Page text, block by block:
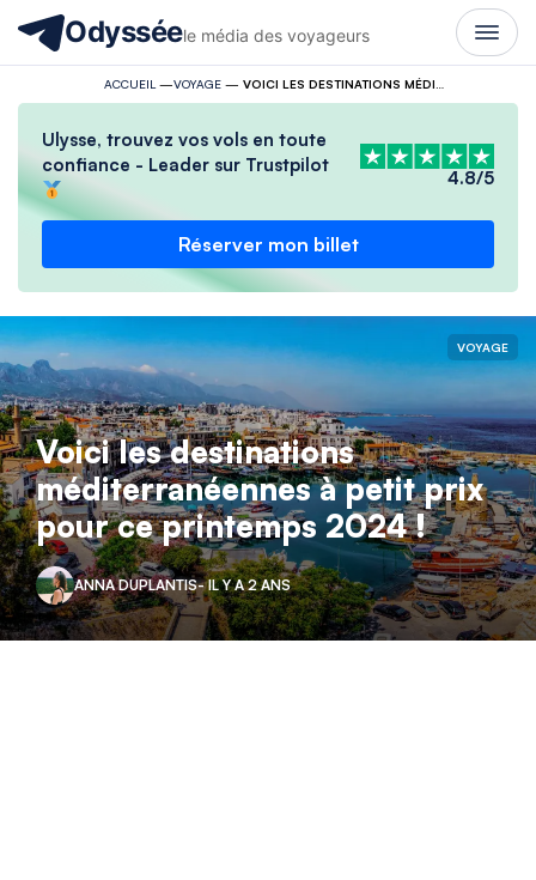
Odysséele média des voyageurs
ACCUEIL —VOYAGE—
Ulysse, trouvez vos vols en toute
confiance - Leader sur Trustpilot
4.8/5
Réserver mon billet
VOYAGE
Voici les destinations
méditerranéennes à petit prix
pour ce printemps 2024 !
ANNA DUPLANTIS- IL Y A 2 ANS